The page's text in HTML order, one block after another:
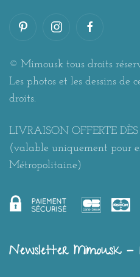
© Mimousk tous droits
Les photos et les dessins de
droits.
LIVRAISON OFFERTE
(valable uniquement pour
Métropolitaine)
Newsletter Mimousk -